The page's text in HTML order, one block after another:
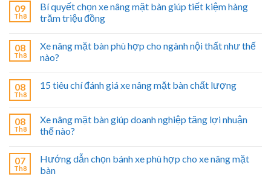
09
Th8
Bí quyết chọn xe nâng mặt bàn giúp tiết kiệm hàng
trăm triệu đồng
08
Th8
Xe nâng mặt bàn phù hợp cho ngành nội thất như thế
nào?
08
Th8
15 tiêu chí đánh giá xe nâng mặt bàn chất lượng
08
Th8
Xe nâng mặt bàn giúp doanh nghiệp tăng lợi nhuận
thế nào?
07
Th8
Hướng dẫn chọn bánh xe phù hợp cho xe nâng mặt
bàn